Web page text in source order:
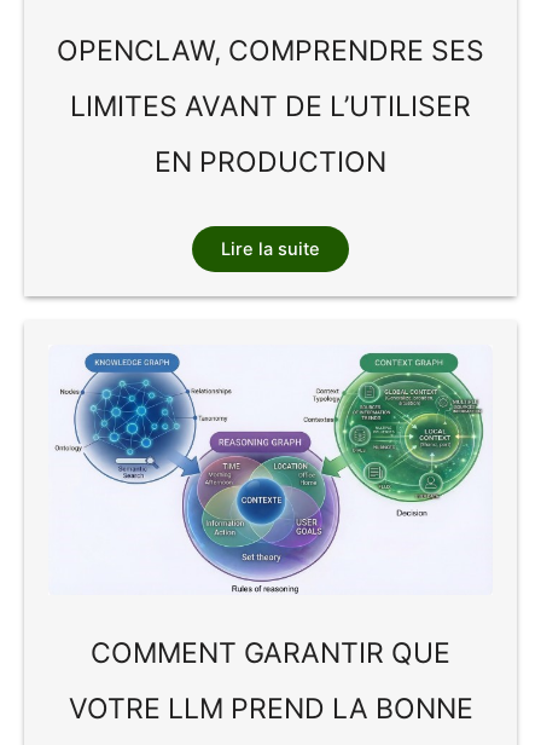
OPENCLAW, COMPRENDRE SES
LIMITES AVANT DE L’UTILISER
EN PRODUCTION
Lire la suite
COMMENT GARANTIR QUE
VOTRE LLM PREND LA BONNE